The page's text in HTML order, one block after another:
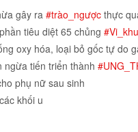
gây ra #trào_ngược thực
tiêu diệt 65 chủng
oxy hóa, loại bỏ gốc tự do
ngừa tiến triển thành
phụ nữ sau sinh
khối u